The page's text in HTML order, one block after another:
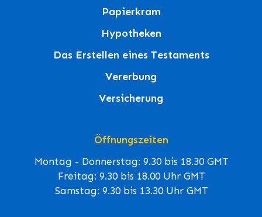
Papierkram
Hypotheken
Das Erstellen eines Testaments
Vererbung
Versicherung
Öffnungszeiten
Montag - Donnerstag: 9.30 bis 18.30 GMT
Freitag: 9.30 bis 18.00 Uhr GMT
Samstag: 9.30 bis 13.30 Uhr GMT